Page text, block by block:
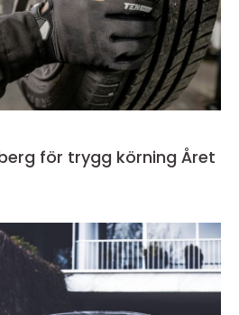
för trygg körning Året